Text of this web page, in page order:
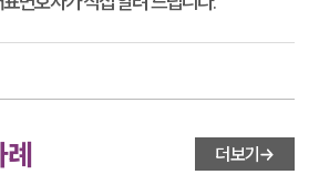
례 더보기